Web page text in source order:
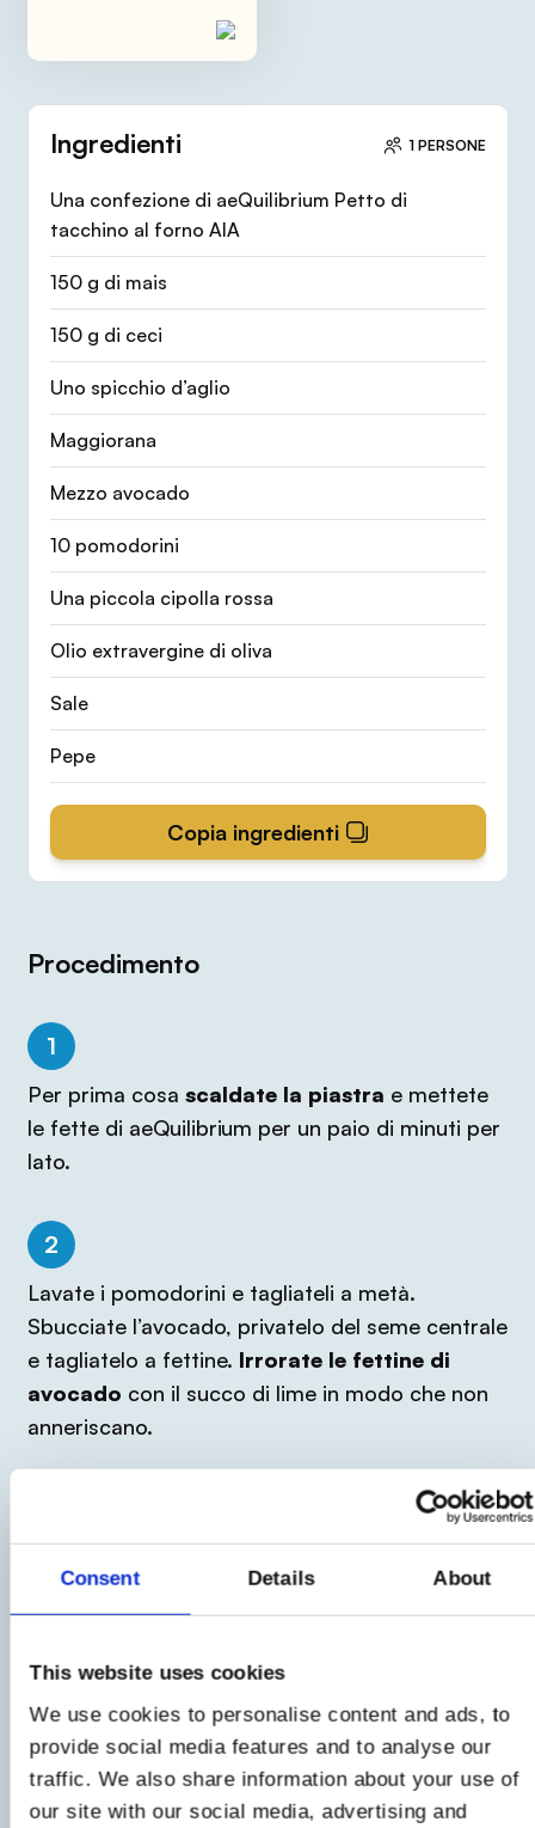
Consent Details About
This website uses cookies
We use cookies to personalise content and ads, to
provide social media features and to analyse our
traffic. We also share information about your use of
our site with our social media, advertising and
Ingredienti 1 PERSONE
Una confezione di aeQuilibrium Petto di
tacchino al forno AIA
150 g di mais
150 g di ceci
Uno spicchio d’aglio
Maggiorana
Mezzo avocado
10 pomodorini
Una piccola cipolla rossa
Olio extravergine di oliva
Sale
Pepe
Copia ingredienti
Procedimento
1
Per prima cosa scaldate la piastra e mettete
le fette di aeQuilibrium per un paio di minuti per
lato.
2
Lavate i pomodorini e tagliateli a metà.
Sbucciate l’avocado, privatelo del seme centrale
e tagliatelo a fettine. Irrorate le fettine di
avocado con il succo di lime in modo che non
anneriscano.
una padella antiaderente, soffriggete uno
spicchio d’aglio equalche fogliolina di
maggiorana
in olio extravergine di oliva.
4
Aggiungete i ceci privati della loro acqua di